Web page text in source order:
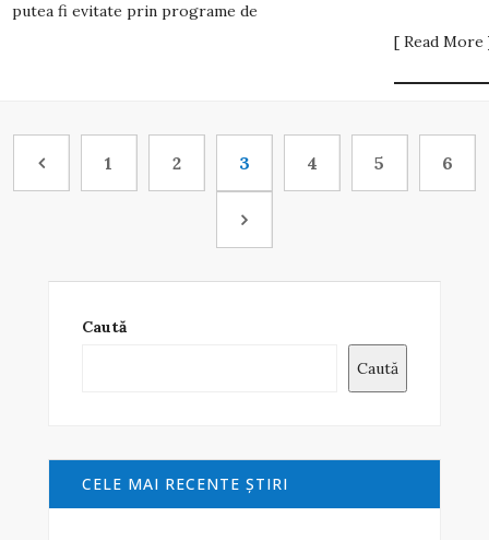
putea fi evitate prin programe de
[ Read More
1 2 3 4 5 6
Caută
Caută
CELE MAI RECENTE ŞTIRI